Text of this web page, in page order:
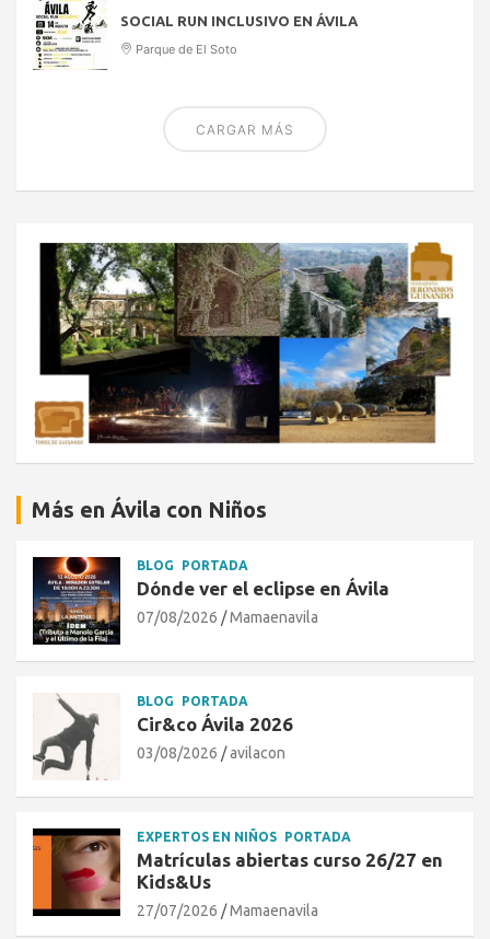
SOCIAL RUN INCLUSIVO EN ÁVILA
Parque de El Soto
CARGAR MÁS
Más en Ávila con Niños
BLOG PORTADA
Dónde ver el eclipse en Ávila
07/08/2026 Mamaenavila
BLOG PORTADA
Cir&co Ávila 2026
03/08/2026 avilacon
EXPERTOS EN NIÑOS PORTADA
Matrículas abiertas curso 26/27 en
Kids&Us
27/07/2026 Mamaenavila